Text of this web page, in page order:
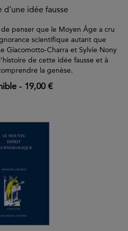
d'une idée fausse
penser que le Moyen Âge a cru
scientifique autant que
Giacomotto-Charra et Sylvie Nony
de cette idée fausse et à
la genèse.
- 19,00 €